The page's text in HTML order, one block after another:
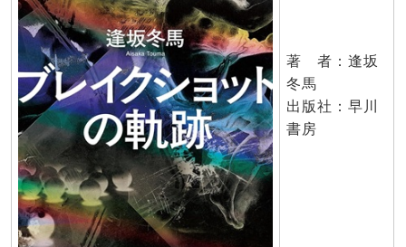
著 者：逢坂
冬馬
出版社：早川
書房